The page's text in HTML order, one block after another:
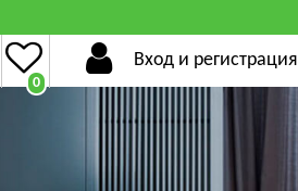
0
Вход и регистрация